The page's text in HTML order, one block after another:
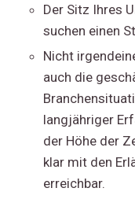
Der Sitz Ihres
suchen einen
Nicht
auch die
langjähriger
der Höhe der
klar mit den
erreichbar.